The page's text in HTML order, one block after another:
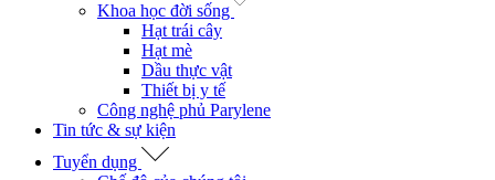
Khoa học đời sống
Hạt trái cây
Hạt mè
Dầu thực vật
Thiết bị y tế
Công nghệ phủ Parylene
Tin tức & sự kiện
Tuyển dụng